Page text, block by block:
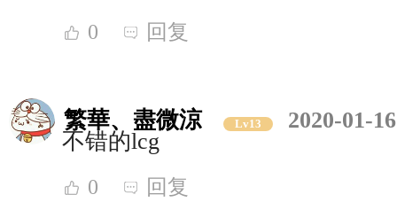
0 回复
繁華、盡微涼 Lv13
2020-01-
不错的lcg
0 回复